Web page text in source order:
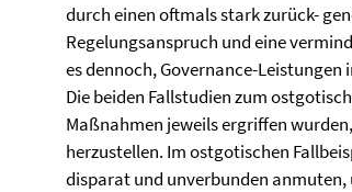
durch einen oftmals stark zurück-
Regelungsanspruch und eine
es dennoch, Governance-
Die beiden Fallstudien zum
Maßnahmen jeweils ergriffen
herzustellen. Im ostgotischen
disparat und unverbunden